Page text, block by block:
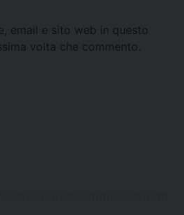
email e sito web in questo
volta che commento.